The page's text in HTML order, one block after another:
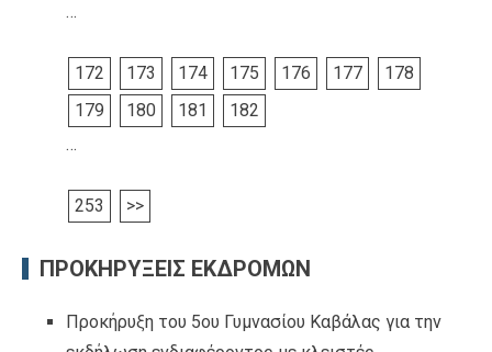
…
172 173 174 175 176 177
178
179
180 181
182
…
253 >>
ΠΡΟΚΗΡΥΞΕΙΣ ΕΚΔΡΟΜΩΝ
Προκήρυξη του 5ου Γυμνασίου Καβάλας για την